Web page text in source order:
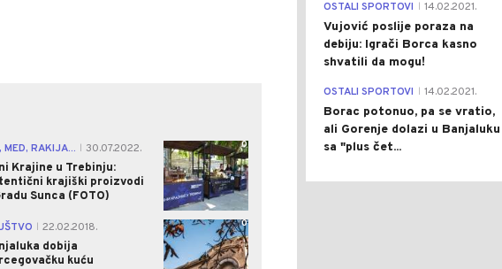
MED, RAKIJA...
30.07.2022.
Krajine u Trebinju:
krajiški proizvodi
Sunca (FOTO)
0
22.02.2018.
dobija
kuću
0
OSTALI SPORTOVI 14.02.2021.
Vujović poslije poraza na
debiju: Igrači Borca kasno
shvatili da mogu!
OSTALI SPORTOVI 14.02.2021.
Borac potonuo, pa se vratio,
ali Gorenje dolazi u Banjaluku
sa "plus čet...